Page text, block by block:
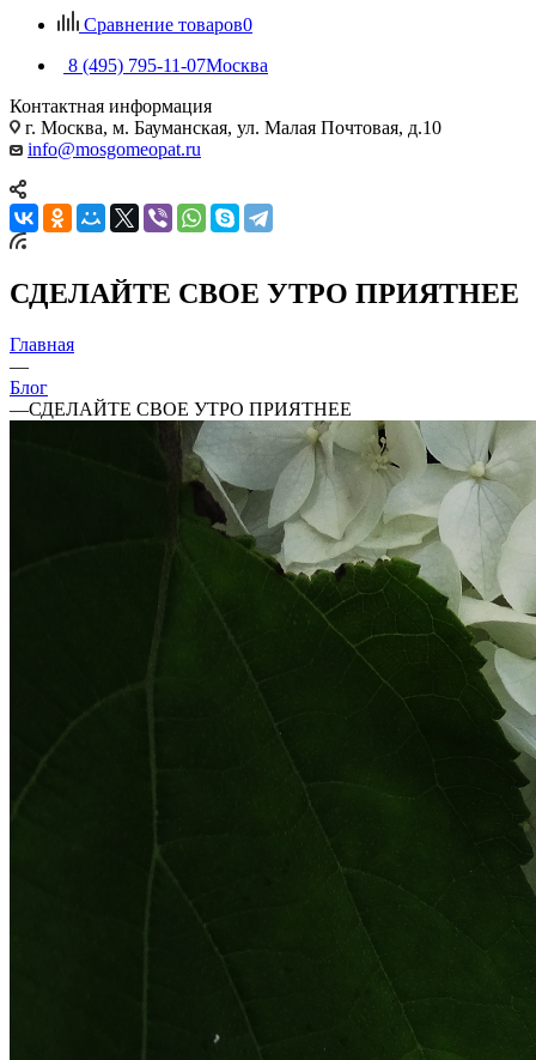
Сравнение товаров0
8 (495) 795-11-07Москва
Контактная информация
г. Москва, м. Бауманская, ул. Малая Почтовая, д.10
info@mosgomeopat.ru
СДЕЛАЙТЕ СВОЕ УТРО ПРИЯТНЕЕ
Главная
—
Блог
—СДЕЛАЙТЕ СВОЕ УТРО ПРИЯТНЕЕ